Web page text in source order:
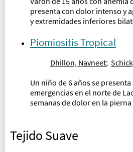
presenta con dolor intenso y
y extremidades inferiores
días y ha experimentado fatiga
durante 1 semana...
Piomiositis Tropical
Dhillon, Navneet;
Un niño de 6 años se
emergencias en el norte de
semanas de dolor en la
Tejido Suave